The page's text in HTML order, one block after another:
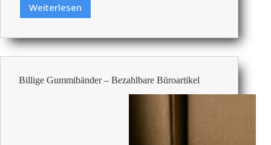
Weiterlesen
Die
Luxus-
Fußstützen
Billige Gummibänder – Bezahlbare Büroartikel